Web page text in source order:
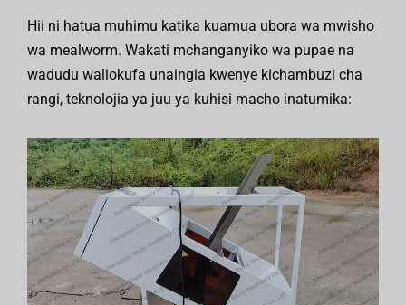
Hii ni hatua muhimu katika kuamua ubora wa mwisho
wa mealworm. Wakati mchanganyiko wa pupae na
wadudu waliokufa unaingia kwenye kichambuzi cha
rangi, teknolojia ya juu ya kuhisi macho inatumika: